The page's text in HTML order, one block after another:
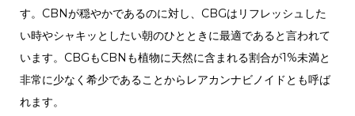
す。CBNが穏やかであるのに対し、CBGはリフレッシュした
い時やシャキッとしたい朝のひとときに最適であると言われて
います。CBGもCBNも植物に天然に含まれる割合が1%未満と
非常に少なく希少であることからレアカンナビノイドとも呼ば
れます。